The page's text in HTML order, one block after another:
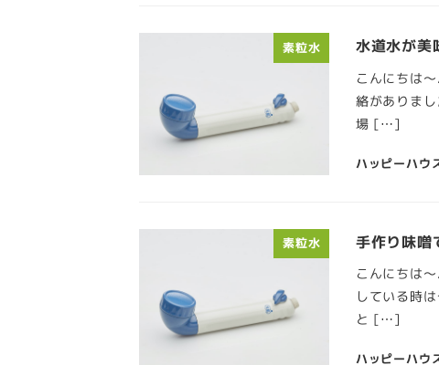
素粒水 水道水が美
こんにちは
絡がありま
場 […]
ハッピーハウ
素粒水 手作り味
こんにちは
している時
と […]
ハッピーハウ